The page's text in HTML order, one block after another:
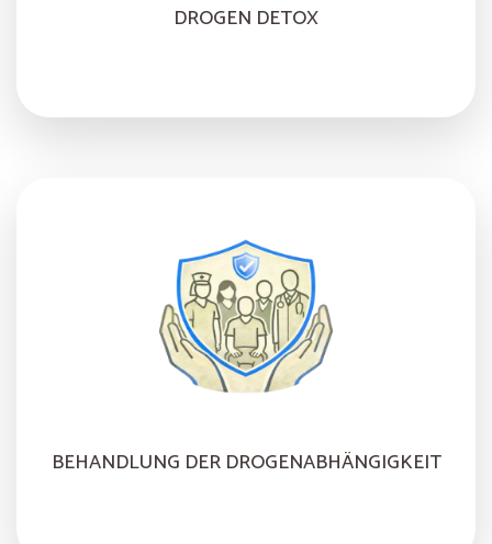
DROGEN DETOX
BEHANDLUNG DER DROGENABHÄNGIGKEIT